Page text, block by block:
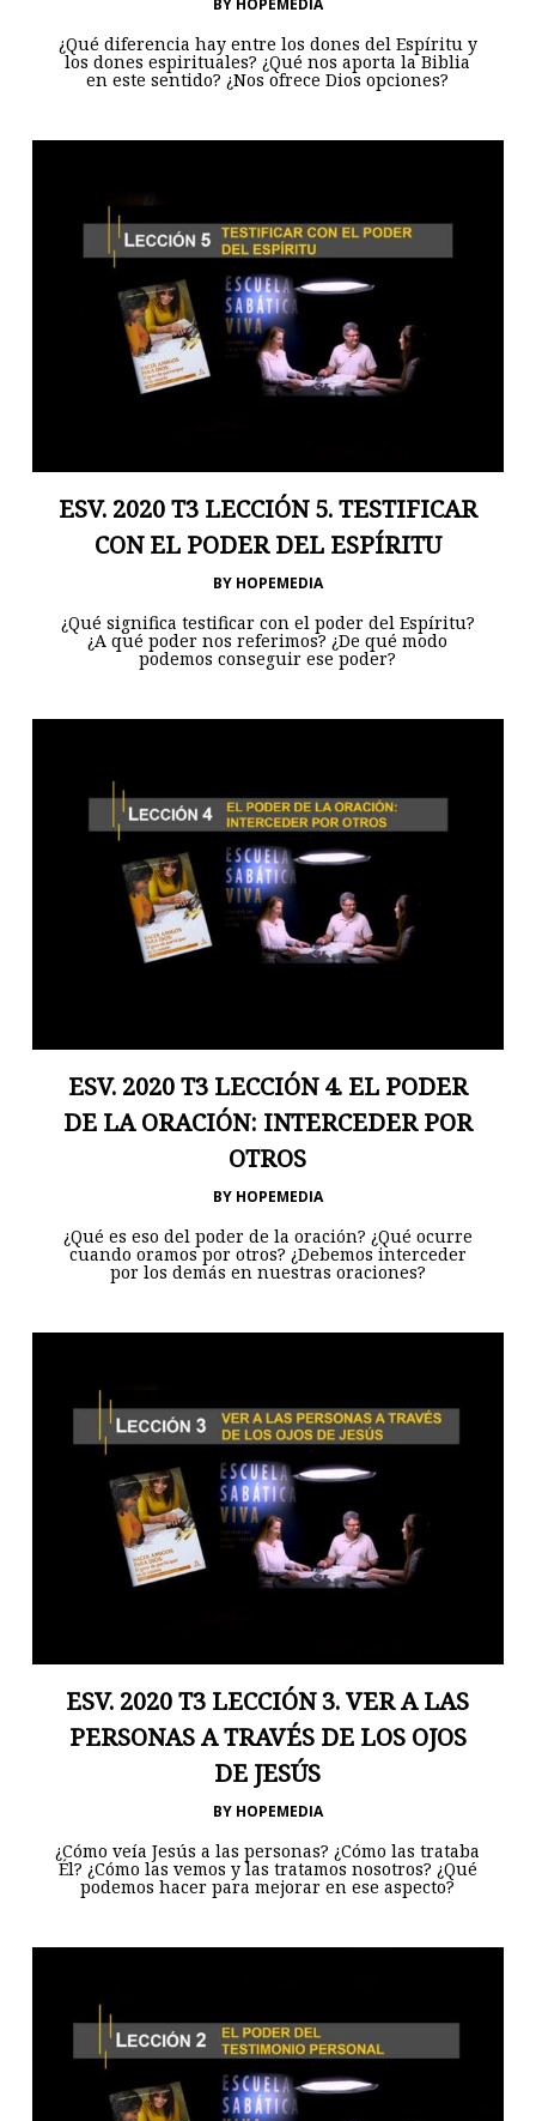
BY HOPEMEDIA
¿Qué diferencia hay entre los dones del Espíritu y
los dones espirituales? ¿Qué nos aporta la Biblia
en este sentido? ¿Nos ofrece Dios opciones?
ESV. 2020 T3 LECCIÓN 5. TESTIFICAR
CON EL PODER DEL ESPÍRITU
BY HOPEMEDIA
¿Qué significa testificar con el poder del Espíritu?
¿A qué poder nos referimos? ¿De qué modo
podemos conseguir ese poder?
ESV. 2020 T3 LECCIÓN 4. EL PODER
DE LA ORACIÓN: INTERCEDER POR
OTROS
BY HOPEMEDIA
¿Qué es eso del poder de la oración? ¿Qué ocurre
cuando oramos por otros? ¿Debemos interceder
por los demás en nuestras oraciones?
ESV. 2020 T3 LECCIÓN 3. VER A LAS
PERSONAS A TRAVÉS DE LOS OJOS
DE JESÚS
BY HOPEMEDIA
¿Cómo veía Jesús a las personas? ¿Cómo las trataba
Él? ¿Cómo las vemos y las tratamos nosotros? ¿Qué
podemos hacer para mejorar en ese aspecto?